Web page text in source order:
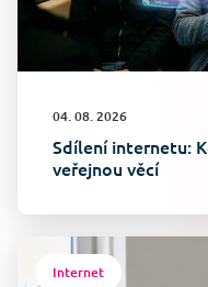
04. 08. 2026
Sdílení internetu:
veřejnou věcí
Internet